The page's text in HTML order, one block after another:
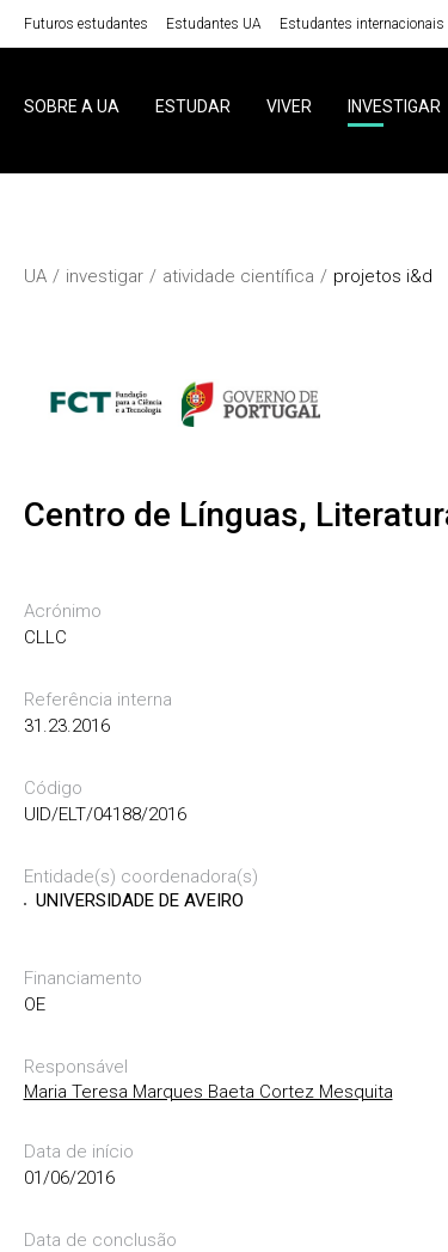
Futuros estudantes Estudantes UA Estudantes internacionais
SOBRE A UA ESTUDAR VIVER INVESTIGAR
UA investigar atividade científica projetos i&d
Centro de Línguas,
Acrónimo
CLLC
Referência interna
31.23.2016
Código
UID/ELT/04188/2016
Entidade(s) coordenadora(s)
UNIVERSIDADE DE AVEIRO
Financiamento
OE
Responsável
Maria Teresa Marques Baeta Cortez Mesquita
Data de início
01/06/2016
Data de conclusão